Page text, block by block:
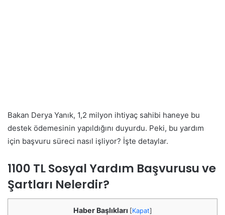
Bakan Derya Yanık, 1,2 milyon ihtiyaç sahibi haneye bu
destek ödemesinin yapıldığını duyurdu. Peki, bu yardım
için başvuru süreci nasıl işliyor? İşte detaylar.
1100 TL Sosyal Yardım Başvurusu ve
Şartları Nelerdir?
Haber Başlıkları [Kapat]